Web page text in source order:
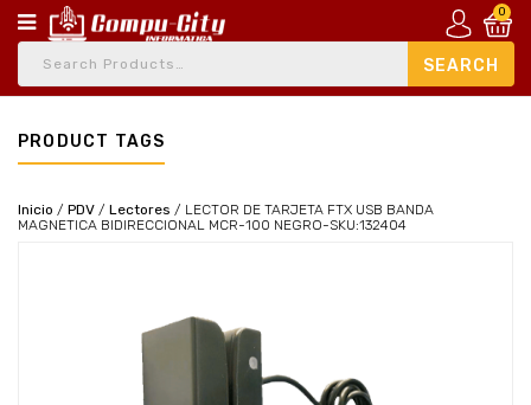
0
PRODUCT TAGS
Inicio / PDV / Lectores / LECTOR DE TARJETA FTX USB BANDA
MAGNETICA BIDIRECCIONAL MCR-100 NEGRO-SKU:132404